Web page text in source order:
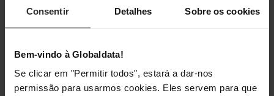
Consentir Detalhes Sobre os cookies
Bem-vindo à Globaldata!
Se clicar em "Permitir todos", estará a dar-nos
permissão para usarmos cookies. Eles servem para que
Iluminação
Iluminação / RGB